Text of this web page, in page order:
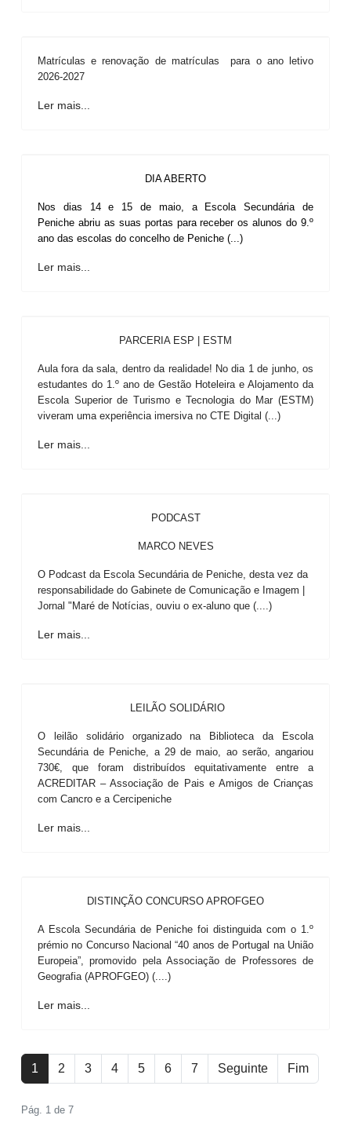
Matrículas e renovação de matrículas para o ano letivo
2026-2027
Ler mais...
DIA ABERTO
Nos dias 14 e 15 de maio, a Escola Secundária de
Peniche abriu as suas portas para receber os alunos do 9.º
ano das escolas do concelho de Peniche (...)
Ler mais...
PARCERIA ESP | ESTM
Aula fora da sala, dentro da realidade! No dia 1 de junho, os
estudantes do 1.º ano de Gestão Hoteleira e Alojamento da
Escola Superior de Turismo e Tecnologia do Mar (ESTM)
viveram uma experiência imersiva no CTE Digital (...)
Ler mais...
PODCAST
MARCO NEVES
O Podcast da Escola Secundária de Peniche, desta vez da
responsabilidade do Gabinete de Comunicação e Imagem |
Jornal "Maré de Notícias, ouviu o ex-aluno que (....)
Ler mais...
LEILÃO SOLIDÁRIO
O leilão solidário organizado na Biblioteca da Escola
Secundária de Peniche, a 29 de maio, ao serão, angariou
730€, que foram distribuídos equitativamente entre a
ACREDITAR – Associação de Pais e Amigos de Crianças
com Cancro e a Cercipeniche
Ler mais...
DISTINÇÃO CONCURSO APROFGEO
A Escola Secundária de Peniche foi distinguida com o 1.º
prémio no Concurso Nacional “40 anos de Portugal na União
Europeia”, promovido pela Associação de Professores de
Geografia (APROFGEO) (....)
Ler mais...
1 2 3 4 5 6 7 Seguinte Fim
Pág. 1 de 7